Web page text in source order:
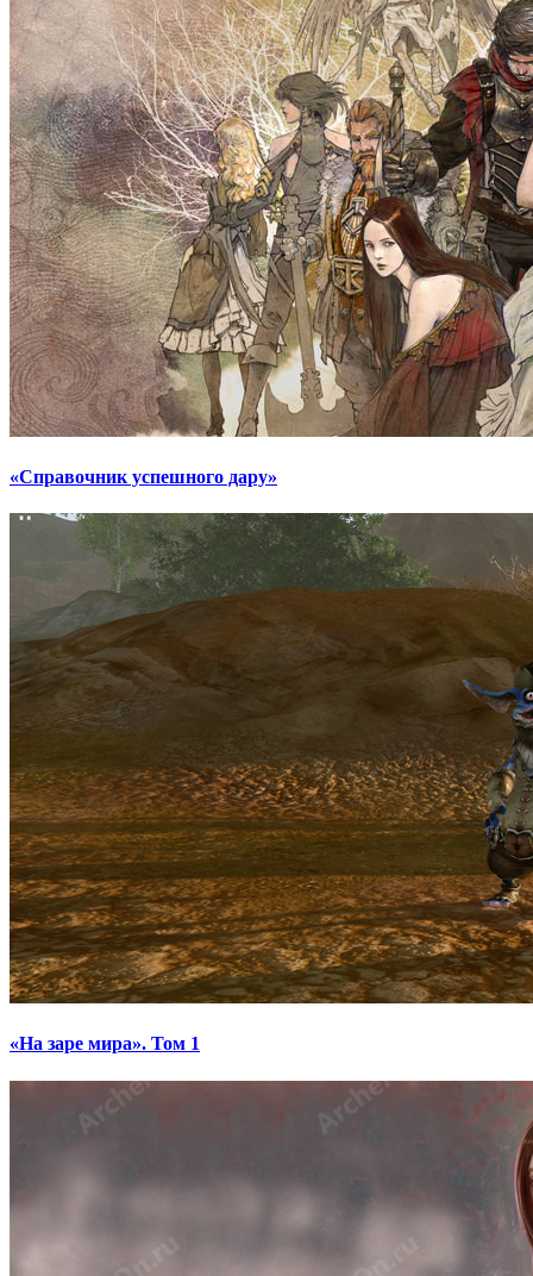
«Справочник успешного дару»
«На заре мира». Том 1